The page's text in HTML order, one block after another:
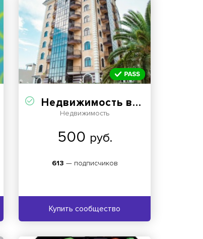
Недвижимость в Сочи
Недвижимость
500 руб.
613 — подписчиков
Купить сообщество